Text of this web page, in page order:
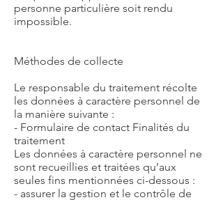
personne particulière soit rendu
impossible.
Méthodes de collecte
Le responsable du traitement récolte
les données à caractère personnel de
la manière suivante :
- Formulaire de contact Finalités du
traitement
Les données à caractère personnel ne
sont recueillies et traitées qu’aux
seules fins mentionnées ci-dessous :
- assurer la gestion et le contrôle de